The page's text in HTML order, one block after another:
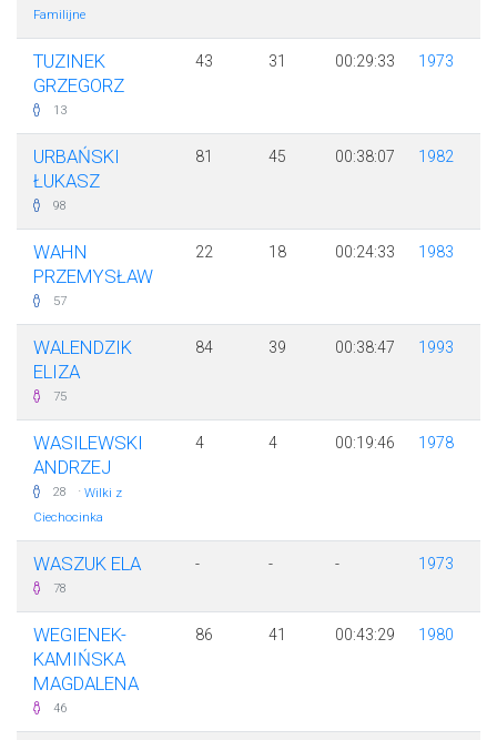
Familijne
TUZINEK
GRZEGORZ
13
43 31 00:29:33 1973
URBAŃSKI
ŁUKASZ
98
81 45 00:38:07 1982
WAHN
PRZEMYSŁAW
57
22 18 00:24:33 1983
WALENDZIK
ELIZA
75
84 39 00:38:47 1993
WASILEWSKI
ANDRZEJ
28 · Wilki z
Ciechocinka
4 4 00:19:46 1978
WASZUK ELA
78
- - - 1973
WEGIENEK-
KAMIŃSKA
MAGDALENA
46
86 41 00:43:29 1980